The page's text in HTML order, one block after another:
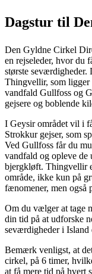
Dagstur til
Den Gyldne Cirkel
en rejseleder, hvor du
største
Thingvellir, som
vandfald Gullfoss og
gejsere og boblende
I Geysir området vil i
Strokkur gejser, som
Ved Gullfoss får du
vandfald og opleve de
bjergkløft. Thingvellir
område, ikke kun på
fænomener, men også
Om du vælger at tage
din tid på at udforske
seværdigheder i Island
Bemærk venligst, at
cirkel, på 6 timer,
at få mere tid på hvert